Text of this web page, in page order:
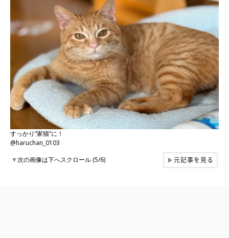
すっかり“家猫”に！
@haruchan_0103
▼次の画像は下へスクロール (5/6) ▶元記事を見る